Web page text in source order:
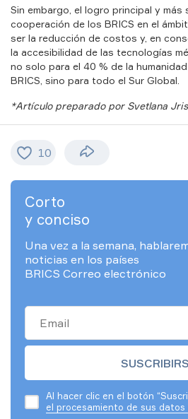
Sin embargo, el logro principal y
cooperación de los BRICS en el
ser la reducción de costos y, en
la accesibilidad de las tecnologías
no solo para el 40 % de la
BRICS, sino para todo el Sur Global.
*Artículo preparado por Svetlana
10
Corto
y conciso
Una vez a la semana,
noticias en los países
BRICS Correo electrónico
Al hacer clic en el botón
el procesamiento de sus datos